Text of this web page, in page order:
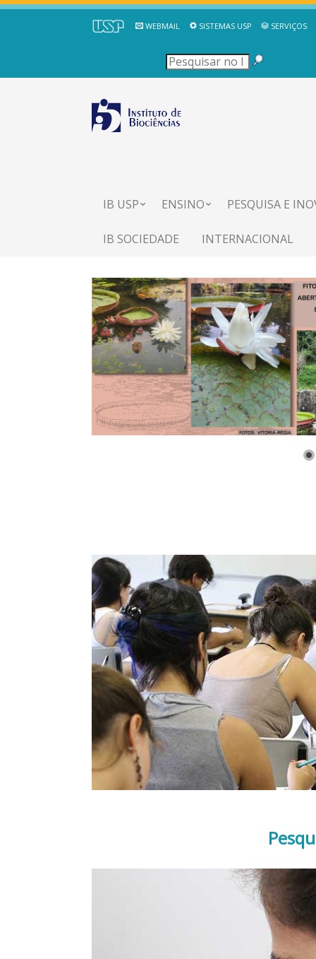
WEBMAIL SISTEMAS USP SERVIÇOS
IB USP ENSINO PESQUISA E
IB SOCIEDADE INTERNACIONAL